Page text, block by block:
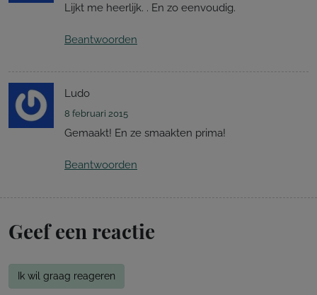
Lijkt me heerlijk. . En zo eenvoudig.
Beantwoorden
Ludo
8 februari 2015
Gemaakt! En ze smaakten prima!
Beantwoorden
Geef een reactie
Ik wil graag reageren